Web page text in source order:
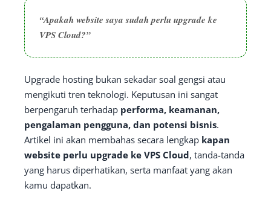
“Apakah website saya sudah perlu upgrade ke
VPS Cloud?”
Upgrade hosting bukan sekadar soal gengsi atau
mengikuti tren teknologi. Keputusan ini sangat
berpengaruh terhadap performa, keamanan,
pengalaman pengguna, dan potensi bisnis.
Artikel ini akan membahas secara lengkap kapan
website perlu upgrade ke VPS Cloud, tanda-tanda
yang harus diperhatikan, serta manfaat yang akan
kamu dapatkan.